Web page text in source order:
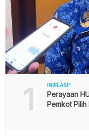
1 INIFLASH
Perayaan
Pemkot